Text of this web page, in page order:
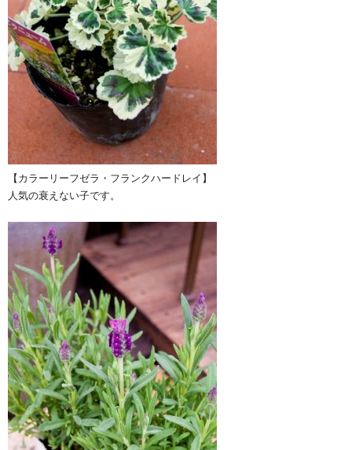
【カラーリーフゼラ・フランクハードレイ】
人気の衰えない子です。